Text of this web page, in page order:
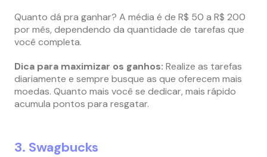
Quanto dá pra ganhar? A média é de R$ 50 a R$ 200
por mês, dependendo da quantidade de tarefas que
você completa.
Dica para maximizar os ganhos: Realize as tarefas
diariamente e sempre busque as que oferecem mais
moedas. Quanto mais você se dedicar, mais rápido
acumula pontos para resgatar.
3. Swagbucks